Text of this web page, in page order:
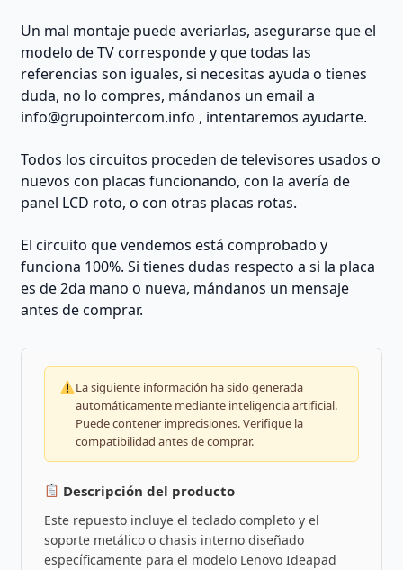
Un mal montaje puede averiarlas, asegurarse que el
modelo de TV corresponde y que todas las
referencias son iguales, si necesitas ayuda o tienes
duda, no lo compres, mándanos un email a
info@grupointercom.info , intentaremos ayudarte.
Todos los circuitos proceden de televisores usados o
nuevos con placas funcionando, con la avería de
panel LCD roto, o con otras placas rotas.
El circuito que vendemos está comprobado y
funciona 100%. Si tienes dudas respecto a si la placa
es de 2da mano o nueva, mándanos un mensaje
antes de comprar.
La siguiente información ha sido generada
automáticamente mediante inteligencia artificial.
Puede contener imprecisiones. Verifique la
compatibilidad antes de comprar.
Descripción del producto
Este repuesto incluye el teclado completo y el
soporte metálico o chasis interno diseñado
específicamente para el modelo Lenovo Ideapad